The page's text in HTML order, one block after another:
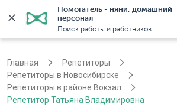
Помогатель - няни, домашний
персонал
Поиск работы и работников
Новосибирск
Главная
Репетиторы
Репетиторы в Новосибирске
Репетиторы в районе Вокзал
Репетитор Татьяна Владимировна